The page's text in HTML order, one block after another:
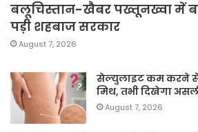
बलूचिस्तान-खैबर पख्तूनख्वा में
पड़ी शहबाज सरकार
August 7, 2026
सेल्युलाइट कम करने
मिथ, तभी दिखेगा
August 7, 2026